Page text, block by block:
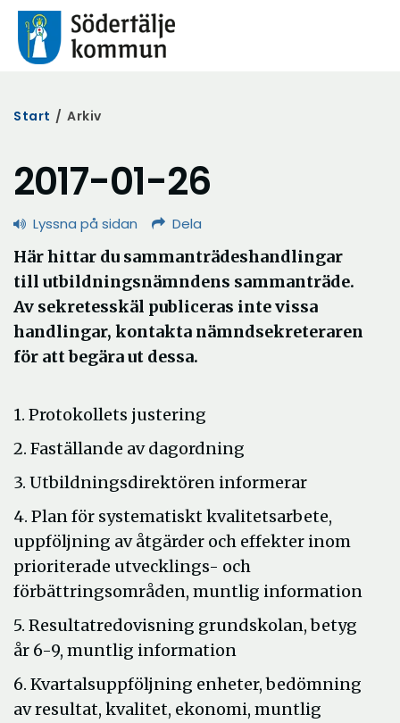
Start / Arkiv
2017-01-26
Lyssna på sidan Dela
Här hittar du sammanträdeshandlingar
till utbildningsnämndens sammanträde.
Av sekretesskäl publiceras inte vissa
handlingar, kontakta nämndsekreteraren
för att begära ut dessa.
1. Protokollets justering
2. Faställande av dagordning
3. Utbildningsdirektören informerar
4. Plan för systematiskt kvalitetsarbete,
uppföljning av åtgärder och effekter inom
prioriterade utvecklings- och
förbättringsområden, muntlig information
5. Resultatredovisning grundskolan, betyg
år 6-9, muntlig information
6. Kvartalsuppföljning enheter, bedömning
av resultat, kvalitet, ekonomi, muntlig